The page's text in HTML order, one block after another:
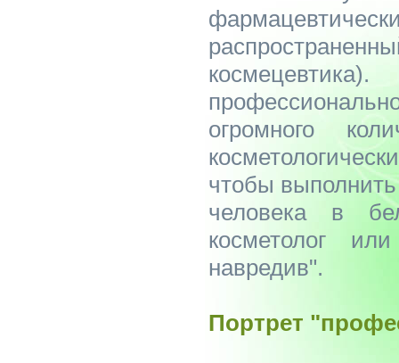
огромного
чтобы
человека в
косметолог
навредив".
Портрет